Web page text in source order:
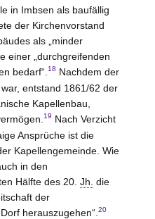
in Imbsen als baufällig
der Kirchenvorstand
als „minder
einer „durchgreifenden
bedarf“. 18 Nachdem der
entstand 1861/62 der
Kapellenbau,
19 Nach Verzicht
Ansprüche ist die
Kapellengemeinde. Wie
in den
Hälfte des 20. Jh. die
der
herauszugehen“. 20